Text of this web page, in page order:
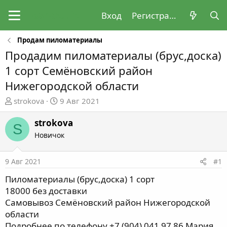
Вход Регистрация
Продам пиломатериалы
Продадим пиломатериалы (брус,доска)
1 сорт Семёновский район
Нижегородской области
А
в
т
о
р
е
ы
strokova
Д
а
т
а
а
л
а
9 Авг 2021
S strokova
Новичок
9 Авг 2021 #1
Пиломатериалы (брус,доска) 1 сорт
18000 без доставки
Самовывоз Семёновский район Нижегородской
области